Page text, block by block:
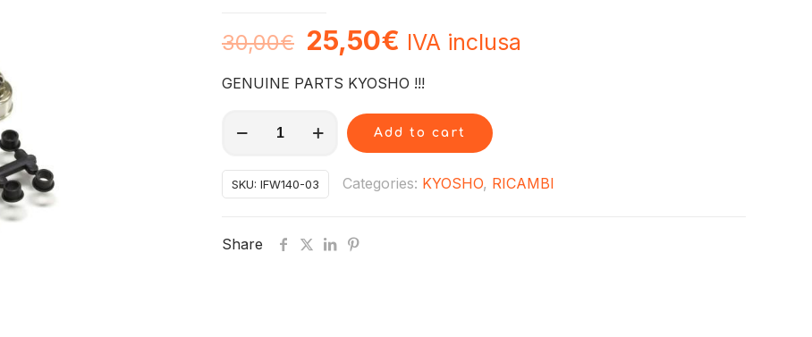
30,00€ 25,50€ IVA inclusa
GENUINE PARTS KYOSHO !!!
Kyosho
tappi
Add to cart
SKU: IFW140-03 Categories: KYOSHO, RICAMBI
Share